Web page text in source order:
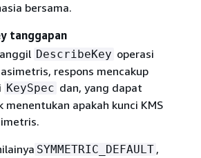
bersama.
tanggapan
DescribeKey operasi
respons mencakup
KeySpec dan, yang dapat
menentukan apakah kunci KMS
SYMMETRIC_DEFAULT ,